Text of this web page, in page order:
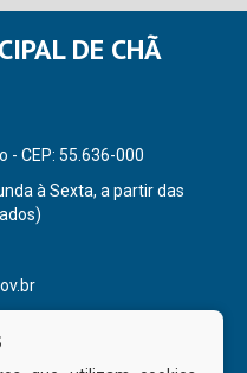
DE CHÃ
- CEP: 55.636-000
à Sexta, a partir das